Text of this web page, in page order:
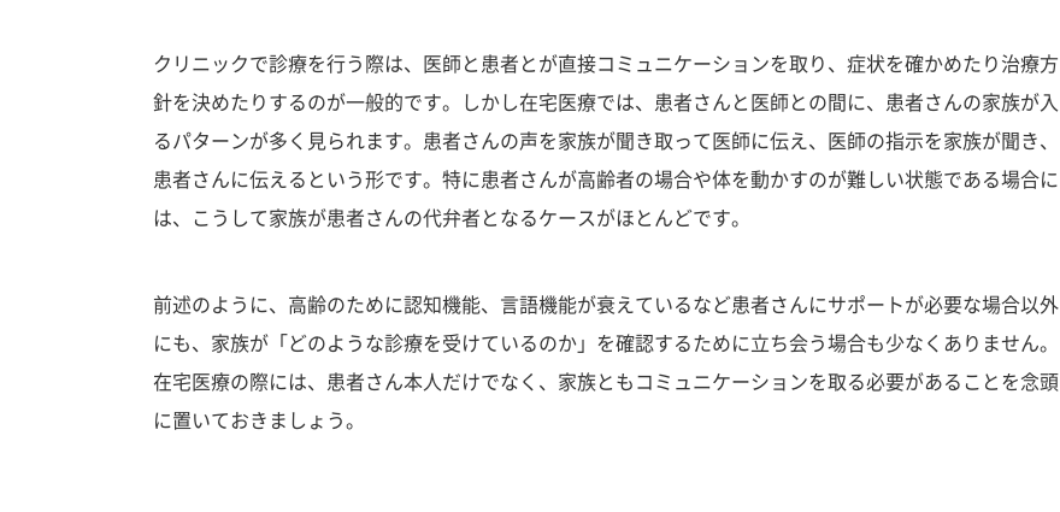
クリニックで診療を行う際は、医師と患者とが直接コミュニケーションを取り、症状を確かめたり治療方
針を決めたりするのが一般的です。しかし在宅医療では、患者さんと医師との間に、患者さんの家族が入
るパターンが多く見られます。患者さんの声を家族が聞き取って医師に伝え、医師の指示を家族が聞き、
患者さんに伝えるという形です。特に患者さんが高齢者の場合や体を動かすのが難しい状態である場合に
は、こうして家族が患者さんの代弁者となるケースがほとんどです。
前述のように、高齢のために認知機能、言語機能が衰えているなど患者さんにサポートが必要な場合以外
にも、家族が「どのような診療を受けているのか」を確認するために立ち会う場合も少なくありません。
在宅医療の際には、患者さん本人だけでなく、家族ともコミュニケーションを取る必要があることを念頭
に置いておきましょう。